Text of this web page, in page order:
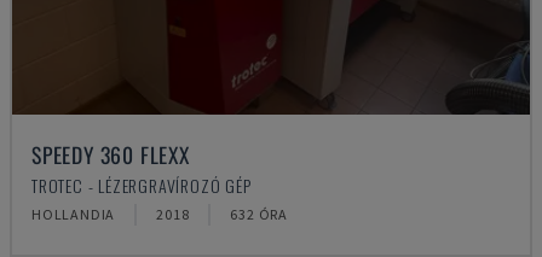
SPEEDY 360 FLEXX
TROTEC - LÉZERGRAVÍROZÓ GÉP
HOLLANDIA 2018 632 ÓRA